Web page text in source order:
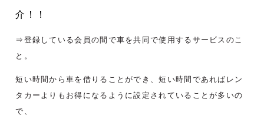
介！！
⇒登録している会員の間で車を共同で使用するサービスのこ
と。
短い時間から車を借りることができ、短い時間であればレン
タカーよりもお得になるように設定されていることが多いの
で、